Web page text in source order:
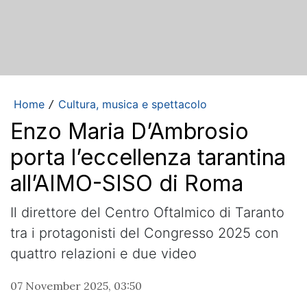
Home / Cultura, musica e spettacolo
Enzo Maria D’Ambrosio
porta l’eccellenza tarantina
all’AIMO-SISO di Roma
Il direttore del Centro Oftalmico di Taranto
tra i protagonisti del Congresso 2025 con
quattro relazioni e due video
07 November 2025, 03:50